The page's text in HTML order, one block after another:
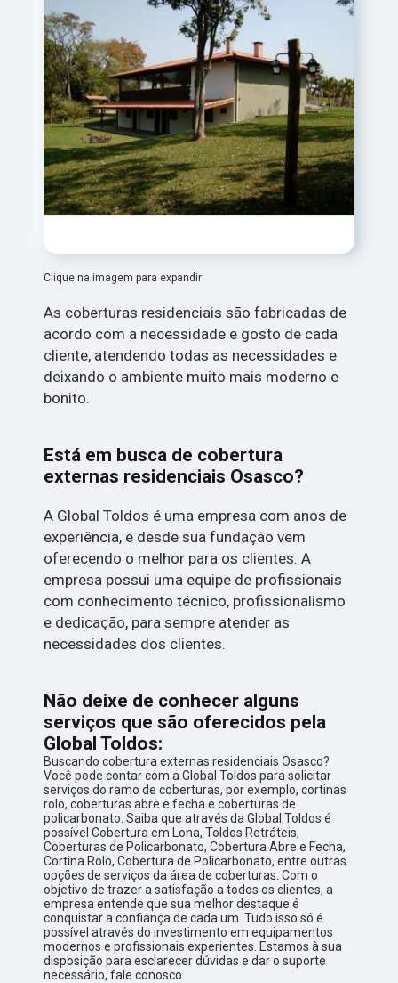
Clique na imagem para expandir
As coberturas residenciais são fabricadas de
acordo com a necessidade e gosto de cada
cliente, atendendo todas as necessidades e
deixando o ambiente muito mais moderno e
bonito.
Está em busca de cobertura
externas residenciais Osasco?
A Global Toldos é uma empresa com anos de
experiência, e desde sua fundação vem
oferecendo o melhor para os clientes. A
empresa possui uma equipe de profissionais
com conhecimento técnico, profissionalismo
e dedicação, para sempre atender as
necessidades dos clientes.
Não deixe de conhecer alguns
serviços que são oferecidos pela
Global Toldos:
Buscando cobertura externas residenciais Osasco?
Você pode contar com a Global Toldos para solicitar
serviços do ramo de coberturas, por exemplo, cortinas
rolo, coberturas abre e fecha e coberturas de
policarbonato. Saiba que através da Global Toldos é
possível Cobertura em Lona, Toldos Retráteis,
Coberturas de Policarbonato, Cobertura Abre e Fecha,
Cortina Rolo, Cobertura de Policarbonato, entre outras
opções de serviços da área de coberturas. Com o
objetivo de trazer a satisfação a todos os clientes, a
empresa entende que sua melhor destaque é
conquistar a confiança de cada um. Tudo isso só é
possível através do investimento em equipamentos
modernos e profissionais experientes. Estamos à sua
disposição para esclarecer dúvidas e dar o suporte
necessário, fale conosco.